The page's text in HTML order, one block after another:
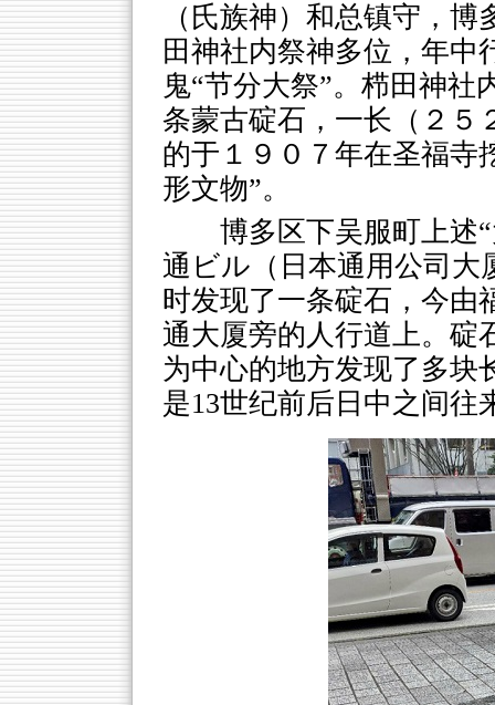
（氏族神）和总镇守，
田神社内祭神多位，年中
鬼“节分大祭”。栉田神社
条蒙古碇石，一长（２５
的于１９０７年在圣福寺
形文物”。
博多区下吴服町上述
通ビル（日本通用公司大
时发现了一条碇石，今由
通大厦旁的人行道上。碇
为中心的地方发现了多块
是13世纪前后日中之间往